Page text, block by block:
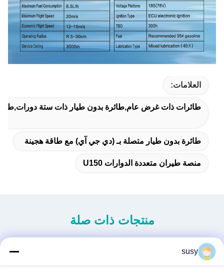
العلامات:
طائرات ذات غرض عام,طائرة بدون طيار ذات ستة
طائرة بدون طيار متصلة بـ (دي جي آي) مع طاقة هجينة
منصة طيران متعددة الدوارات U150
منتجات ذات صلة
susy